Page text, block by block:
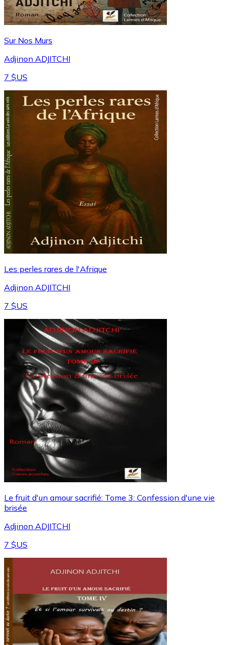
Sur Nos Murs
Adjinon ADJITCHI
7 $US
Les perles rares de l'Afrique
Adjinon ADJITCHI
7 $US
Le fruit d'un amour sacrifié: Tome 3: Confession d'une vie
brisée
Adjinon ADJITCHI
7 $US